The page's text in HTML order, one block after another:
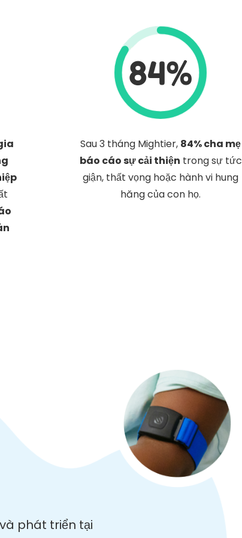
84%
Sau 3 tháng Mightier, 84% cha mẹ
báo cáo sự cải thiện trong sự tức
giận, thất vọng hoặc hành vi hung
hăng của con họ.
phát triển tại